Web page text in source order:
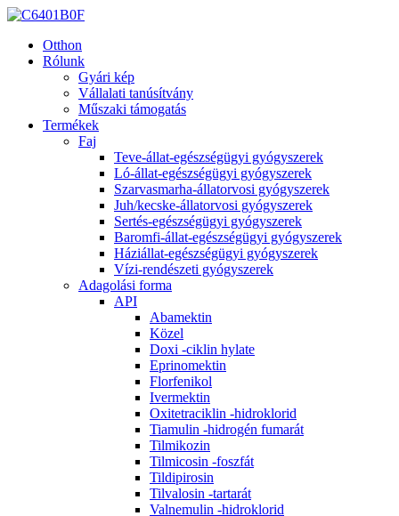
Otthon
Rólunk
Gyári kép
Vállalati tanúsítvány
Műszaki támogatás
Termékek
Faj
Teve-állat-egészségügyi gyógyszerek
Ló-állat-egészségügyi gyógyszerek
Szarvasmarha-állatorvosi gyógyszerek
Juh/kecske-állatorvosi gyógyszerek
Sertés-egészségügyi gyógyszerek
Baromfi-állat-egészségügyi gyógyszerek
Háziállat-egészségügyi gyógyszerek
Vízi-rendészeti gyógyszerek
Adagolási forma
API
Abamektin
Közel
Doxi -ciklin hylate
Eprinomektin
Florfenikol
Ivermektin
Oxitetraciklin -hidroklorid
Tiamulin -hidrogén fumarát
Tilmikozin
Tilmicosin -foszfát
Tildipirosin
Tilvalosin -tartarát
Valnemulin -hidroklorid